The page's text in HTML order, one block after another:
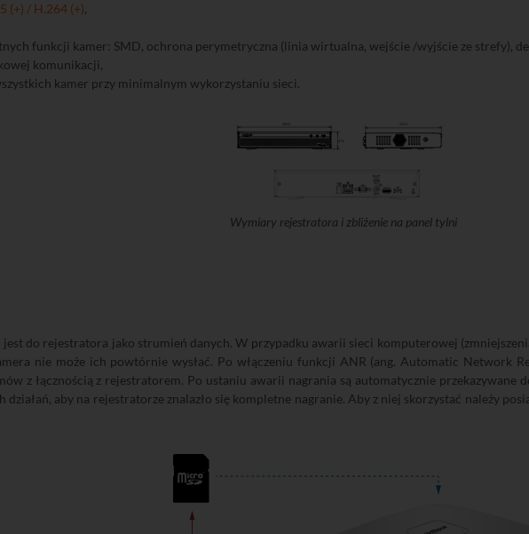
(+) / H.264 (+),
funkcji kamer: SMD, ochrona perymetryczna (linia wirtualna, wejście /wyjście ze strefy),
komunikacji,
kamer przy minimalnym wykorzystaniu sieci.
Wymiary rejestratora i zbliżenie na panel tylni
jest do rejestratora jako strumień danych. W przypadku awarii sieci komputerowej
nie może ich powtórnie wysłać. Po włączeniu funkcji ANR (ang. Automatic Network
z łącznością z rejestratorem. Po ustaniu awarii nagrania są automatycznie
działań, aby na rejestratorze znalazło się kompletne nagranie. Aby z niej skorzystać należy